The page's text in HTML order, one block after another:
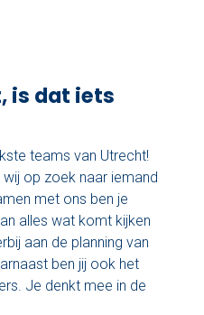
is dat iets
teams van Utrecht!
op zoek naar iemand
met ons ben je
alles wat komt kijken
aan de planning van
ben jij ook het
Je denkt mee in de